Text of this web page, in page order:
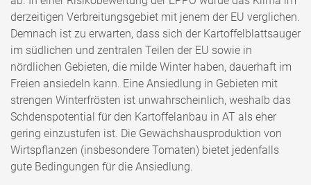
derzeitigen Verbreitungsgebiet mit jenem der EU verglichen.
Demnach ist zu erwarten, dass sich der Kartoffelblattsauger
im südlichen und zentralen Teilen der EU sowie in
nördlichen Gebieten, die milde Winter haben, dauerhaft im
Freien ansiedeln kann. Eine Ansiedlung in Gebieten mit
strengen Winterfrösten ist unwahrscheinlich, weshalb das
Schdenspotential für den Kartoffelanbau in AT als eher
gering einzustufen ist. Die Gewächshausproduktion von
Wirtspflanzen (insbesondere Tomaten) bietet jedenfalls
gute Bedingungen für die Ansiedlung.